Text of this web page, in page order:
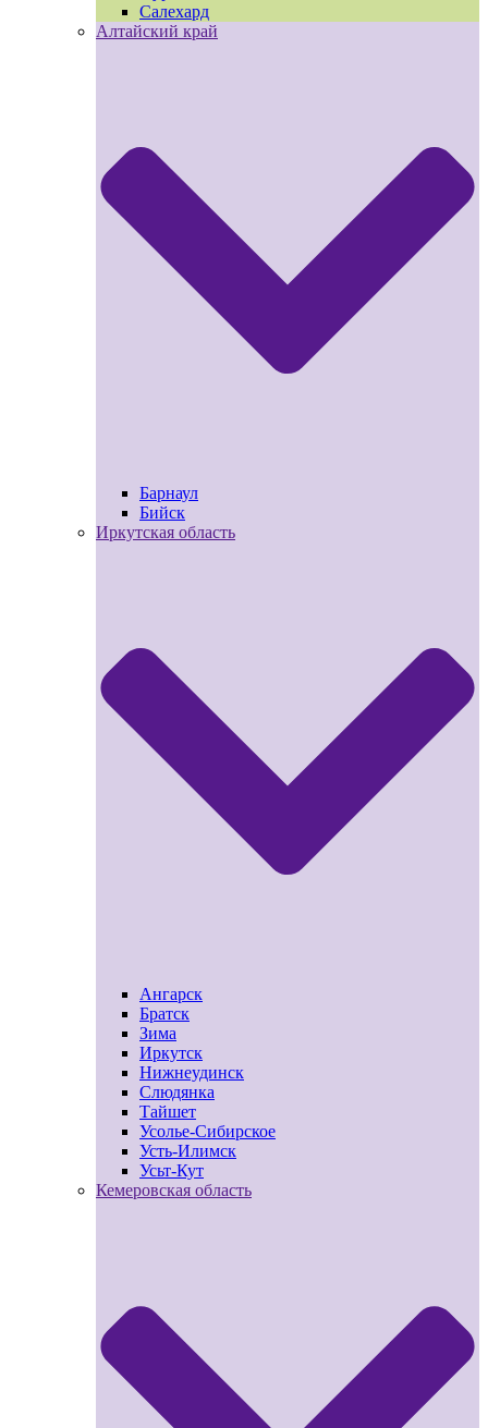
Салехард
Алтайский край
Барнаул
Бийск
Иркутская область
Ангарск
Братск
Зима
Иркутск
Нижнеудинск
Слюдянка
Тайшет
Усолье-Сибирское
Усть-Илимск
Усьт-Кут
Кемеровская область